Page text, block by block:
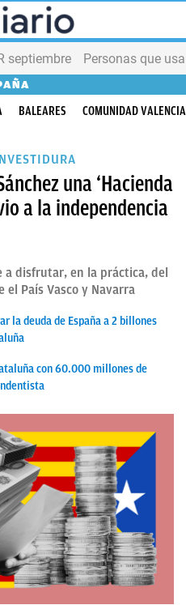
septiembre Personas que
BALEARES COMUNIDAD
una ‘Hacienda
a la independencia
a disfrutar, en la práctica, del
el País Vasco y Navarra
la deuda de España a 2 billones
con 60.000 millones de